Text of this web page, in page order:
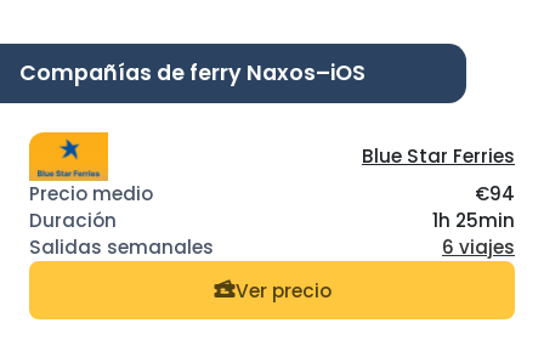
Compañías de ferry Naxos–iOS
Blue Star Ferries
€94
1h 25min
6 viajes
Ver precio